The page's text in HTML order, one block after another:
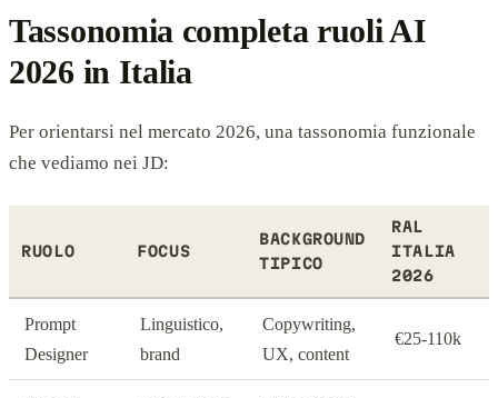
Tassonomia completa ruoli AI
2026 in Italia
Per orientarsi nel mercato 2026, una tassonomia funzionale
che vediamo nei JD:
RUOLO FOCUS
BACKGROUND
TIPICO
RAL
ITALIA
2026
Prompt
Designer
Linguistico,
brand
Copywriting,
UX, content
€25-110k